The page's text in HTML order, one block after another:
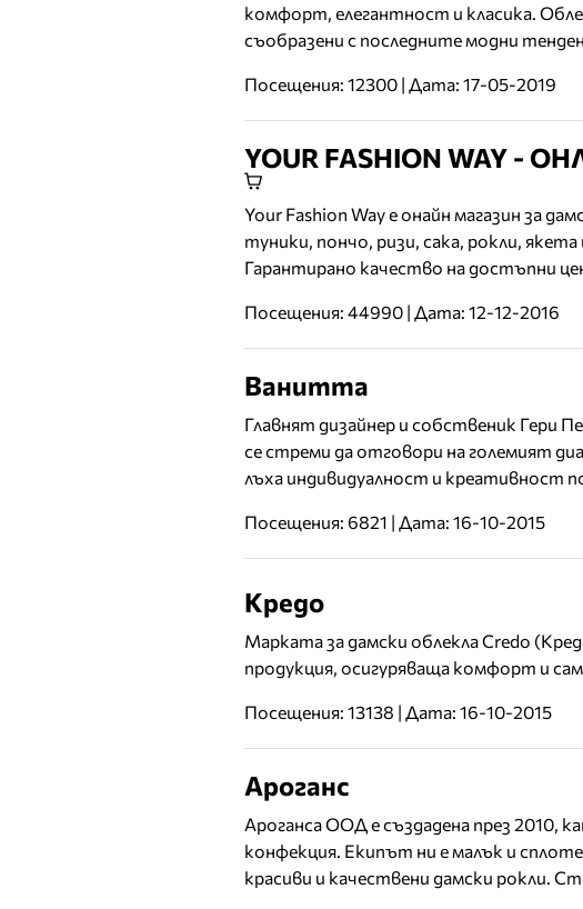
комфорт, елегантност и класика.
съобразени с последните модни
Посещения: 12300 | Дата: 17-05-2019
YOUR FASHION WAY -
Your Fashion Way е онайн магазин за
туники, пончо, ризи, сака, рокли,
Гарантирано качество на достъпни
Посещения: 44990 | Дата: 12-12-2016
Ванитта
Главнят дизайнер и собственик Гери
се стреми да отговори на големият
лъха индивидуалност и креативност
Посещения: 6821 | Дата: 16-10-2015
Кредо
Марката за дамски облекла Credo
продукция, осигуряваща комфорт и
Посещения: 13138 | Дата: 16-10-2015
Ароганс
Ароганса ООД е създадена през 2010,
конфекция. Екипът ни е малък и
красиви и качествени дамски рокли.